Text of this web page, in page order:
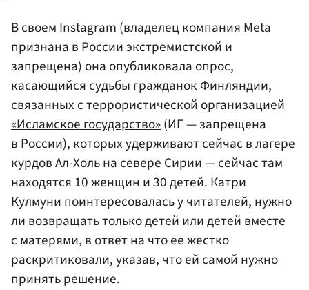
В своем Instagram (владелец компания Meta
признана в России экстремистской и
запрещена) она опубликовала опрос,
касающийся судьбы гражданок Финляндии,
связанных с террористическойорганизацией
«Исламское государство»(ИГ — запрещена
в России), которых удерживают сейчас в лагере
курдов Ал-Холь на севере Сирии — сейчас там
находятся 10 женщин и 30 детей. Катри
Кулмуни поинтересовалась у читателей, нужно
ли возвращать только детей или детей вместе
с матерями, в ответ на что ее жестко
раскритиковали, указав, что ей самой нужно
принять решение.